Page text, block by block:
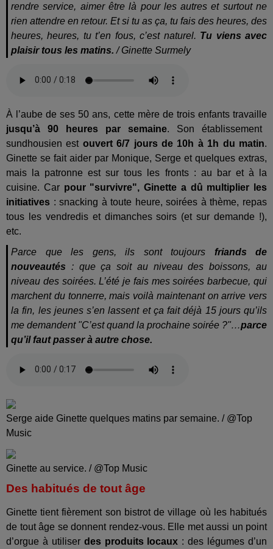
rendre service, aimer être là pour les autres et surtout ne
rien attendre en retour. Et si tu as ça, tu fais des heures, des
heures, heures, tu t’en fous, c’est naturel. Tu viens avec
plaisir tous les matins. / Ginette Surmely
À l’aube de ses 50 ans, cette mère de trois enfants travaille
jusqu’à 90 heures par semaine. Son établissement
sundhousien estouvert 6/7 jours de 10h à 1h du matin.
Ginette se fait aider par Monique, Serge et quelques extras,
mais la patronne est sur tous les fronts : au bar et à la
cuisine. Car pour "survivre", Ginette a dû multiplier les
initiatives : snacking à toute heure, soirées à thème, repas
tous les vendredis et dimanches soirs (et sur demande !),
etc.
Parce que les gens, ils sont toujours friands de
nouveautés : que ça soit au niveau des boissons, au
niveau des soirées. L’été je fais mes soirées barbecue, qui
marchent du tonnerre, mais voilà maintenant on arrive vers
la fin, les jeunes s’en lassent et ça fait déjà 15 jours qu’ils
me demandent "C’est quand la prochaine soirée ?"…parce
qu’il faut passer à autre chose.
Serge aide Ginette quelques matins par semaine. / @Top
Music
Ginette au service. / @Top Music
Des habitués de tout âge
Ginette tient fièrement son bistrot de village où les habitués
de tout âge se donnent rendez-vous. Elle met aussi un point
d’orgue à utiliser des produits locaux : des légumes d’un